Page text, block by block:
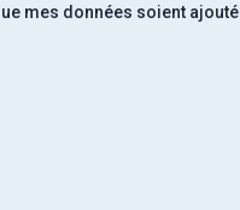
mes données soient